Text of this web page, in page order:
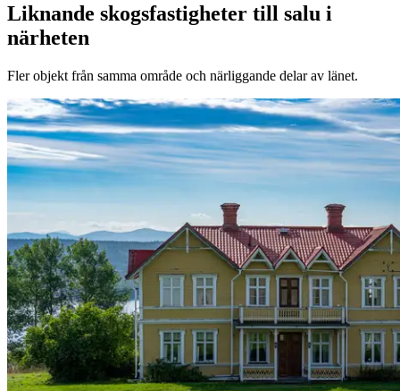
Liknande skogsfastigheter till salu i
närheten
Fler objekt från samma område och närliggande delar av länet.